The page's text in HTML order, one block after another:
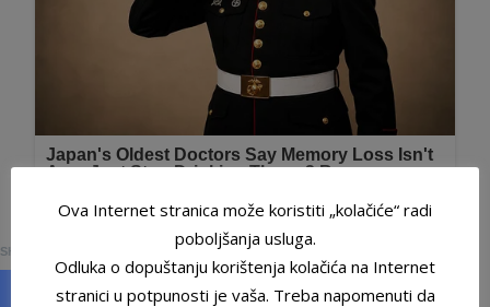
Ova Internet stranica može koristiti „kolačiće“ radi
poboljšanja usluga.
Odluka o dopuštanju korištenja kolačića na Internet
stranici u potpunosti je vaša. Treba napomenuti da
SHARES